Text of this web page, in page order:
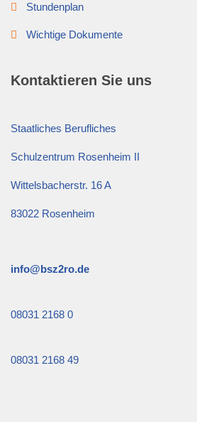
Stundenplan
Wichtige Dokumente
Kontaktieren Sie uns
Staatliches Berufliches
Schulzentrum Rosenheim II
Wittelsbacherstr. 16 A
83022 Rosenheim
info@bsz2ro.de
08031 2168 0
08031 2168 49